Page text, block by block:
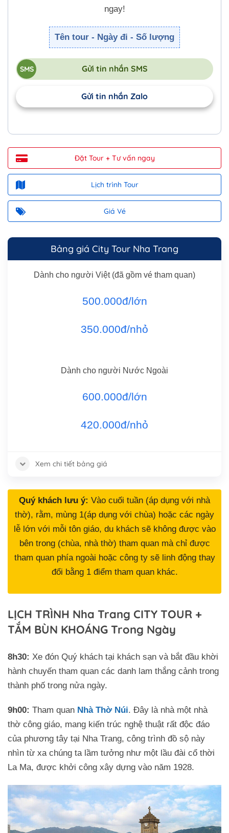
ngay!
Tên tour - Ngày đi - Số lượng
Gửi tin nhắn SMS
Gửi tin nhắn Zalo
Đặt Tour + Tư vấn ngay
Lịch trình Tour
Giá Vé
Bảng giá City Tour Nha Trang
Dành cho người Việt (đã gồm vé tham quan)
500.000đ/lớn
350.000đ/nhỏ
Dành cho người Nước Ngoài
600.000đ/lớn
420.000đ/nhỏ
Xem chi tiết bảng giá
Quý khách lưu ý: Vào cuối tuần (áp dụng với nhà
thờ), rằm, mùng 1(áp dụng với chùa) hoặc các ngày
lễ lớn với mỗi tôn giáo, du khách sẽ không được vào
bên trong (chùa, nhà thờ) tham quan mà chỉ được
tham quan phía ngoài hoặc công ty sẽ linh động thay
đổi bằng 1 điểm tham quan khác.
LỊCH TRÌNH Nha Trang CITY TOUR +
TẮM BÙN KHOÁNG Trong Ngày
8h30: Xe đón Quý khách tại khách sạn và bắt đầu khời
hành chuyến tham quan các danh lam thắng cảnh trong
thành phố trong nửa ngày.
9h00: Tham quan Nhà Thờ Núi. Đây là nhà một nhà
thờ công giáo, mang kiến trúc nghệ thuật rất độc đáo
của phương tây tại Nha Trang, công trình đồ sộ này
nhìn từ xa chúng ta lầm tưởng như một lầu đài cổ thời
La Ma, được khởi công xây dựng vào năm 1928.